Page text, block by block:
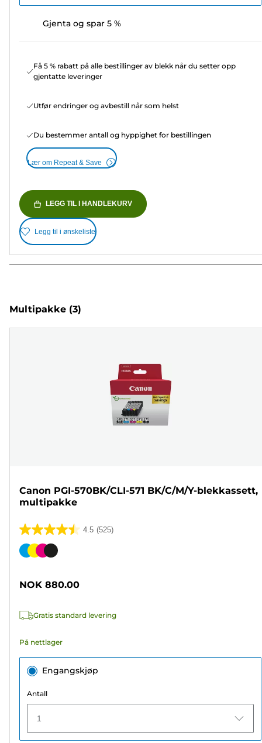
Gjenta og spar 5 %
Få 5 % rabatt på alle bestillinger av blekk når du setter opp
gjentatte leveringer
Utfør endringer og avbestill når som helst
Du bestemmer antall og hyppighet for bestillingen
Lær om Repeat & Save
LEGG TIL I HANDLEKURV
Legg til i ønskeliste
Multipakke (3)
Canon PGI-570BK/CLI-571 BK/C/M/Y-blekkassett,
multipakke
4.5 (525)
4.5
av
525
Fargekassett
NOK 880.00
Gratis standard levering
På nettlager
Engangskjøp
Antall
1